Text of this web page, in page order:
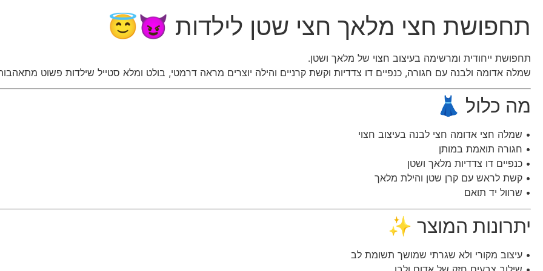
תחפושת חצי מלאך חצי שטן לילדות 😈😇
תחפושת ייחודית ומרשימה בעיצוב חצוי של מלאך ושטן.
שמלה אדומה ולבנה עם חגורה, כנפיים דו צדדיות וקשת קרניים והילה יוצרים מראה דרמטי, בולט ומלא סטייל שילדות פשוט
מה כלול 👗
• שמלה חצי אדומה חצי לבנה בעיצוב חצוי
• חגורה תואמת במותן
• כנפיים דו צדדיות מלאך ושטן
• קשת לראש עם קרן שטן והילת מלאך
• שרוול יד תואם
יתרונות המוצר ✨
• עיצוב מקורי ולא שגרתי שמושך תשומת לב